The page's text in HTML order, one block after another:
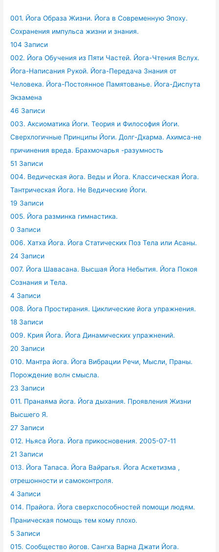
001. Йога Образа Жизни. Йога в Современную Эпоху.
Сохранения импульса жизни и знания.
104 Записи
002. Йога Обучения из Пяти Частей. Йога-Чтения Вслух.
Йога-Написания Рукой. Йога-Передача Знания от
Человека. Йога-Постоянное Памятованье. Йога-Диспута
Экзамена
46 Записи
003. Аксиоматика Йоги. Теория и Философия Йоги.
Сверхлогичные Принципы Йоги. Долг-Дхарма. Ахимса-не
причинения вреда. Брахмочарья -разумность
51 Записи
004. Ведическая йога. Веды и Йога. Классическая Йога.
Тантрическая Йога. Не Ведические Йоги.
19 Записи
005. Йога разминка гимнастика.
0 Записи
006. Хатха Йога. Йога Статических Поз Тела или Асаны.
24 Записи
007. Йога Шавасана. Высшая Йога Небытия. Йога Покоя
Сознания и Тела.
4 Записи
008. Йога Простирания. Циклические йога упражнения.
18 Записи
009. Крия Йога. Йога Динамических упражнений.
20 Записи
010. Мантра йога. Йога Вибрации Речи, Мысли, Праны.
Порождение волн смысла.
23 Записи
011. Пранаяма йога. Йога дыхания. Проявления Жизни
Высшего Я.
27 Записи
012. Ньяса Йога. Йога прикосновения. 2005-07-11
21 Записи
013. Йога Тапаса. Йога Вайрагья. Йога Аскетизма ,
отрешонности и самоконтроля.
4 Записи
014. Прайога. Йога сверхспособностей помощи людям.
Праническая помощь тем кому плохо.
5 Записи
015. Сообщество йогов. Сангха Варна Джати Йога.